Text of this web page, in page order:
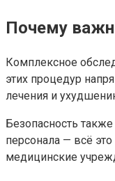
Почему
Комплексное
этих процедур
лечения и
Безопасность
персонала — всё
медицинские